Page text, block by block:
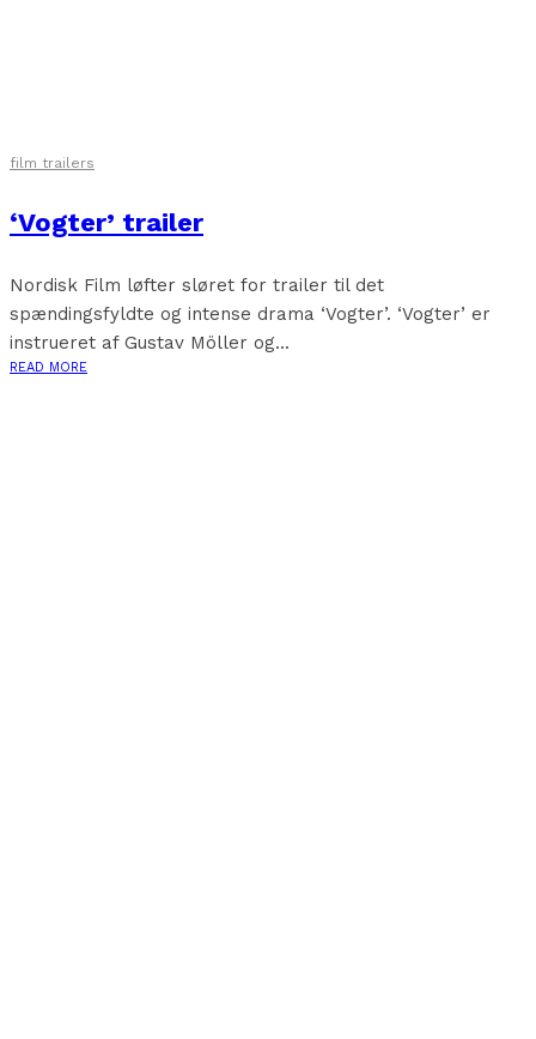
film trailers
‘Vogter’ trailer
Nordisk Film løfter sløret for trailer til det
spændingsfyldte og intense drama ‘Vogter’. ‘Vogter’ er
instrueret af Gustav Möller og...
READ MORE